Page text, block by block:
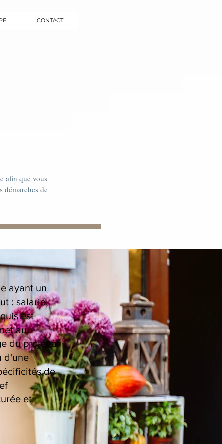
CONTACT
afin que vous
démarches de
ayant un
: salarié,
est
au
du projet à
d'une
de
et